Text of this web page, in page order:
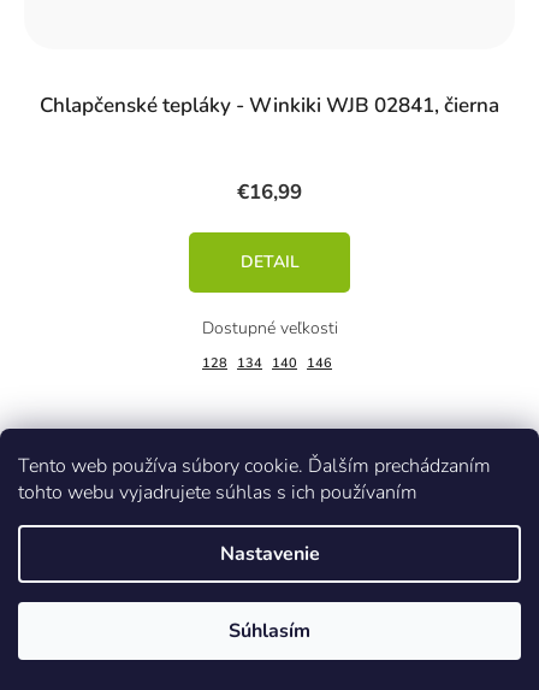
Tento web používa súbory cookie. Ďalším prechádzaním
tohto webu vyjadrujete súhlas s ich používaním
Nastavenie
Súhlasím
Chlapčenské tepláky - Winkiki WJB 02841, čierna
€16,99
DETAIL
128 134 140 146
Kód:36675/CER